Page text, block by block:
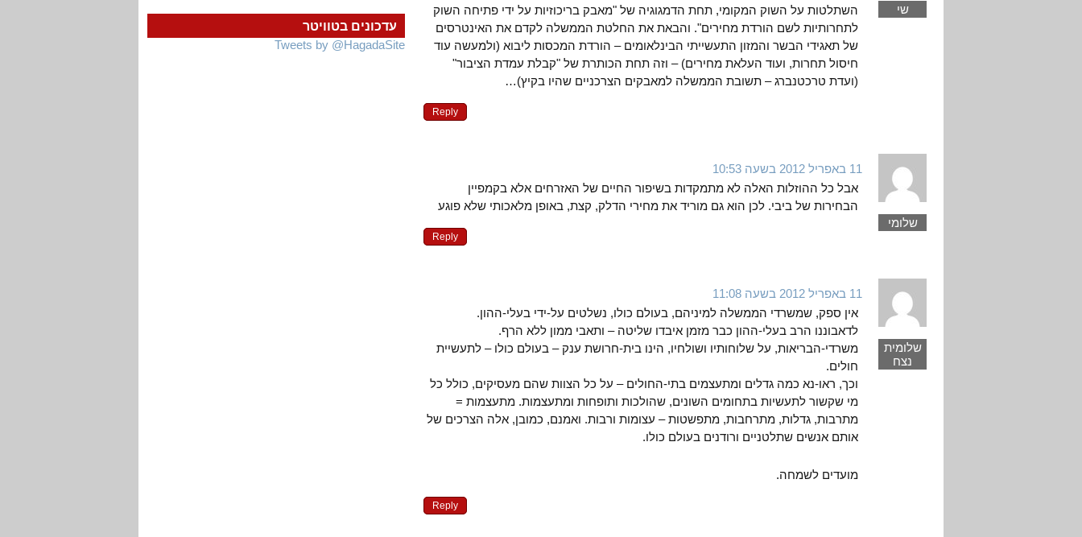
שי
השתלטות על השוק המקומי, תחת הדמגוגיה של "מאבק בריכוזיות על ידי פתיחה השוק
לתחרותיות לשם הורדת מחירים". והבאת את החלטת הממשלה לקדם את האינטרסים
של תאגידי הבשר והמזון התעשייתי הבינלאומים – הורדת המכסות ליבוא (ולמעשה עוד
חיסול תחרות, ועוד העלאת מחירים) – וזה תחת הכותרת של "קבלת עמדת הציבור"
(ועדת טרכטנברג – תשובת הממשלה למאבקים הצרכניים שהיו בקיץ)…
Reply
שלומי
11 באפריל 2012 בשעה 10:53
אבל כל ההוזלות האלה לא מתמקדות בשיפור החיים של האזרחים אלא בקמפיין
הבחירות של ביבי. לכן הוא גם מוריד את מחירי הדלק, קצת, באופן מלאכותי שלא פוגע
Reply
שלומית
נצח
11 באפריל 2012 בשעה 11:08
אין ספק, שמשרדי הממשלה למיניהם, בעולם כולו, נשלטים על-ידי בעלי-ההון.
לדאבוננו הרב בעלי-ההון כבר מזמן איבדו שליטה – ותאבי ממון ללא הרף.
משרדי-הבריאות, על שלוחותיו ושולחיו, הינו בית-חרושת ענק – בעולם כולו – לתעשיית
חולים.
וכך, ראו-נא כמה גדלים ומתעצמים בתי-החולים – על כל הצוות שהם מעסיקים, כולל כל
מי שקשור לתעשיות בתחומים השונים, שהולכות ותופחות ומתעצמות. מתעצמות =
מתרבות, גדלות, מתרחבות, מתפשטות – עצומות ורבות. ואמנם, כמובן, אלה הצרכים של
אותם אנשים שתלטניים ורודנים בעולם כולו.
מועדים לשמחה.
Reply
עדכונים בטוויטר
Tweets by @HagadaSite